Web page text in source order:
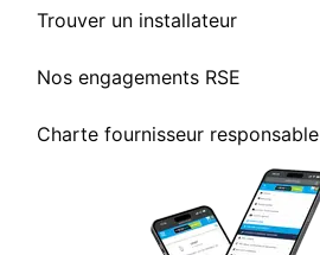
Trouver un installateur
Nos engagements RSE
Charte fournisseur responsable